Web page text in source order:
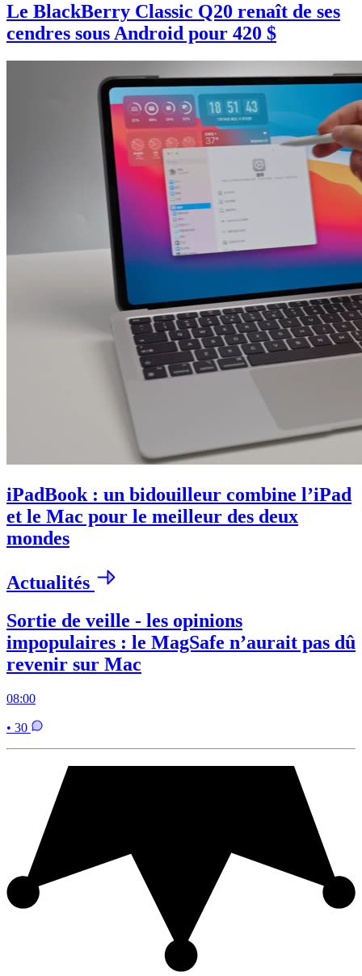
Le BlackBerry Classic Q20 renaît de ses
cendres sous Android pour 420 $
iPadBook : un bidouilleur combine l’iPad
et le Mac pour le meilleur des deux
mondes
Actualités
Sortie de veille - les opinions
impopulaires : le MagSafe n’aurait pas dû
revenir sur Mac
08:00
• 30